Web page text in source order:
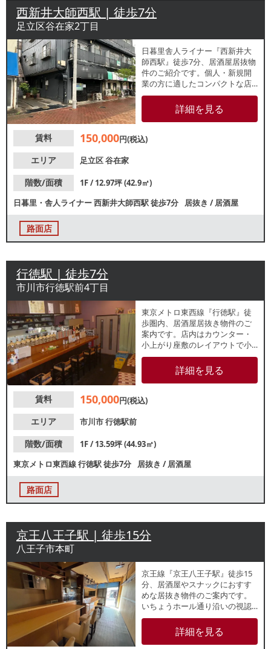
西新井大師西駅 | 徒歩7分
足立区谷在家2丁目
日暮里舎人ライナー『西新井大
師西駅』徒歩7分、居酒屋居抜物
件のご紹介です。個人・新規開
業の方に適したコンパクトな店
舗で、定食屋や小料理屋などに
もおすすめ！公園やスーパーマ
ーケットがあるバス通りの生活
えの方のかたにも適した物件で
詳細を見る
賃料 150,000円(税込)
エリア
足立区谷在家
階数/面積
1F / 12.97坪 (42.9㎡)
日暮里・舎人ライナー西新井大師西駅徒歩7分 居抜き /居酒屋
路面店
行徳駅 | 徒歩7分
市川市行徳駅前4丁目
東京メトロ東西線『行徳駅』徒
歩圏内、居酒屋居抜き物件のご
案内です。店内はカウンター・
小上がり座敷のレイアウトで小
料理屋等類似業態ご希望の方に
おすすめ！地域密着型の営業を
お考えの方にもおすすめです。
せください！
詳細を見る
賃料 150,000円(税込)
エリア
市川市行徳駅前
階数/面積
1F / 13.59坪 (44.93㎡)
東京メトロ東西線行徳駅徒歩7分 居抜き /居酒屋
路面店
京王八王子駅 | 徒歩15分
八王子市本町
京王線『京王八王子駅』徒歩15
分、居酒屋やスナックにおすす
めな居抜き物件のご案内です。
いちょうホール通り沿いの視認
性良好な1階路面店！約10.5坪の
コンパクトな店内はカウンター
メインのレイアウトです。和食
詳細を見る